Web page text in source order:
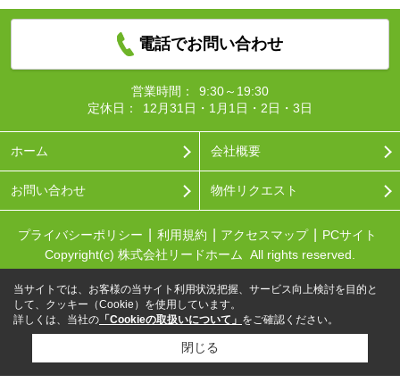
電話でお問い合わせ
営業時間：
9:30～19:30
定休日：
12月31日・1月1日・2日・3日
ホーム 会社概要
お問い合わせ 物件リクエスト
プライバシーポリシー 利用規約 アクセスマップ
PCサイト
Copyright(c) 株式会社リードホーム All rights reserved.
当サイトでは、お客様の当サイト利用状況把握、サービス向上検討を目的と
して、クッキー（Cookie）を使用しています。
詳しくは、当社の 「Cookieの取扱いについて」 をご確認ください。
閉じる